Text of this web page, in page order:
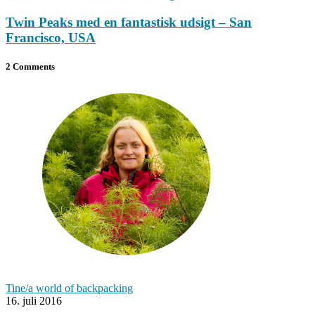
Twin Peaks med en fantastisk udsigt – San
Francisco, USA
2 Comments
Tine/a world of backpacking
16. juli 2016